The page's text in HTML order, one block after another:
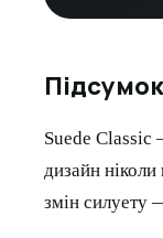
Підсумок
Suede Classic
дизайн
змін силуету